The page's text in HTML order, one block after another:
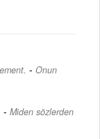
- Onun
- Miden sözlerden